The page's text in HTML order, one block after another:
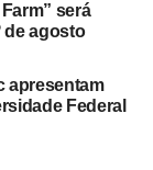
será
de agosto
apresentam
Federal